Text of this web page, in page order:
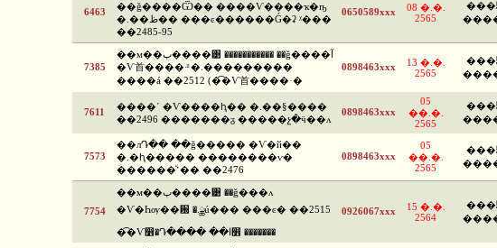
6463
��ǧ����Ѿ�� ����Ѵ����ҡ�ҧ
�.��ظ�� ���ͼ������Ǵ�ʡ ᵡ���
��2485-95
0650589xxx
08 �.�.
2565
���
7385
��м��ٻ����͹ ����������� ��ǧ����آ
�Ѵ⾸����·ͧ �.���������
����á ��2512 (�͡�Ѵ⾸����·�
0898463xxx
13 �.�.
2565
���
7611
����ʹ �Ѵ����ԧ�� �.��§����
��2496 �������ᵹ �����չ�ӵ��ᴧ
0898463xxx
05
��.�.
2565
���
7573
��лԴ�� ��ǧ����� �Ѵ�й��
�.�ԧ����� ��������ѵ�
������ͧ˹�� ��2476
0898463xxx
05
��.�.
2565
���
7754
��м��ٻ����͹ ��ǧ���ᴧ
�Ѵ�Һѹ��԰ �.ྪú��� ���ͼ� ��2515
�͡�Ѵ෾�Դ���� ��ا෾ �������
0926067xxx
15 �.�.
2564
���